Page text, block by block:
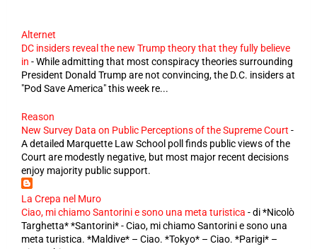
Alternet
DC insiders reveal the new Trump theory that they fully believe
in -While admitting that most conspiracy theories surrounding
President Donald Trump are not convincing, the D.C. insiders at
"Pod Save America" this week re...
Reason
New Survey Data on Public Perceptions of the Supreme Court -
A detailed Marquette Law School poll finds public views of the
Court are modestly negative, but most major recent decisions
enjoy majority public support.
La Crepa nel Muro
Ciao, mi chiamo Santorini e sono una meta turistica -di *Nicolò
Targhetta* *Santorini* - Ciao, mi chiamo Santorini e sono una
meta turistica. *Maldive* – Ciao. *Tokyo* – Ciao. *Parigi* –